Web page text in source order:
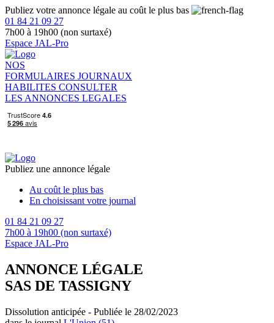
Publiez votre annonce légale au coût le plus bas
01 84 21 09 27
7h00 à 19h00 (non surtaxé)
Espace JAL-Pro
NOS
FORMULAIRES JOURNAUX
HABILITES CONSULTER
LES ANNONCES LEGALES
Publiez une annonce légale
Au coût le plus bas
En choisissant votre journal
01 84 21 09 27
7h00 à 19h00 (non surtaxé)
Espace JAL-Pro
ANNONCE LÉGALE
SAS DE TASSIGNY
Dissolution anticipée - Publiée le 28/02/2023